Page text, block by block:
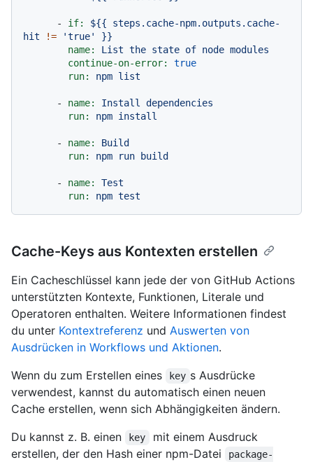
- if: ${{
steps.cache-npm.outputs.cache-
hit
!= 'true'
}}
name:
List the state of node modules
continue-on-error:
true
run:
npm list
- name: Install
dependencies
run:
npm install
- name:
Build
run:
npm run build
- name:
Test
run:
npm test
Cache-Keys aus Kontexten erstellen
Ein Cacheschlüssel kann jede der von GitHub Actions
unterstützten Kontexte, Funktionen, Literale und
Operatoren enthalten. Weitere Informationen findest
du unter Kontextreferenz und Auswerten von
Ausdrücken in Workflows und Aktionen.
Wenn du zum Erstellen eines
key s Ausdrücke
verwendest, kannst du automatisch einen neuen
Cache erstellen, wenn sich Abhängigkeiten ändern.
Du kannst z. B. einen
key
mit einem Ausdruck
erstellen, der den Hash einer npm-Datei
package-